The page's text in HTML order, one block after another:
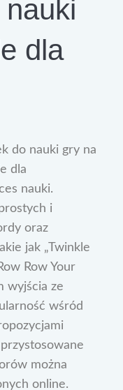
dla
do nauki gry na
dla
nauki.
i
oraz
jak „Twinkle
Row Your
wyjścia ze
wśród
można
online.